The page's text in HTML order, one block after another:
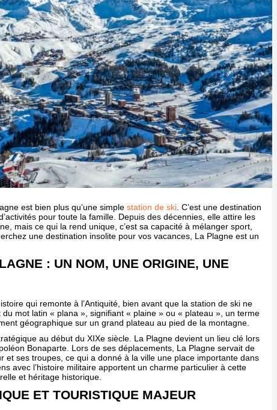
est bien plus qu’une simple station de ski . C’est une destination
pour toute la famille. Depuis des décennies, elle attire les
mais ce qui la rend unique, c’est sa capacité à mélanger sport,
une destination insolite pour vos vacances, La Plagne est un
: UN NOM, UNE ORIGINE, UNE
qui remonte à l’Antiquité, bien avant que la station de ski ne
mot latin « plana », signifiant « plaine » ou « plateau », un terme
géographique sur un grand plateau au pied de la montagne.
au début du XIXe siècle. La Plagne devient un lieu clé lors
Bonaparte. Lors de ses déplacements, La Plagne servait de
et ses troupes, ce qui a donné à la ville une place importante dans
avec l’histoire militaire apportent un charme particulier à cette
et héritage historique.
ET TOURISTIQUE MAJEUR